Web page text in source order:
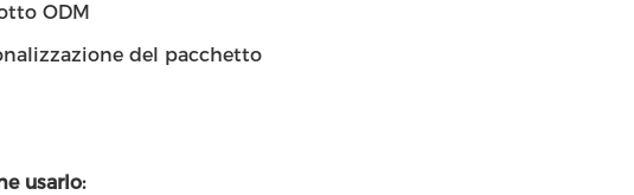
ODM
del pacchetto
usarlo: